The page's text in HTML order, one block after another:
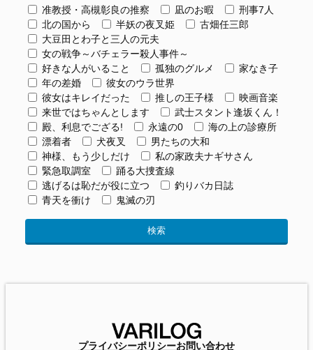
准教授・高槻彰良の推察
凪のお暇
刑事7人
北の国から
半妖の夜叉姫
古畑任三郎
大豆田とわ子と三人の元夫
女の戦争～バチェラー殺人事件～
好きな人がいること
孤独のグルメ
家なき子
年の差婚
彼女のウラ世界
彼女はキレイだった
推しの王子様
映画音楽
来世ではちゃんとします
武士スタント逢坂くん！
殿、利息でござる!
永遠の0
海の上の診療所
漂着者
犬夜叉
男たちの大和
神様、もう少しだけ
私の家政夫ナギサさん
緊急取調室
踊る大捜査線
逃げるは恥だが役に立つ
釣りバカ日誌
青天を衝け
鬼滅の刃
プライバシーポリシーお問い合わせ